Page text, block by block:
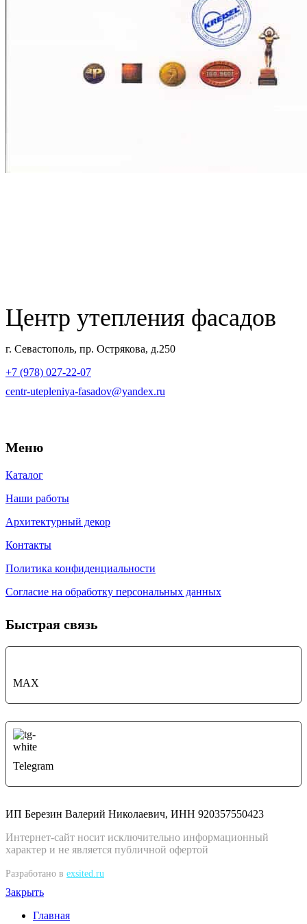
Центр утепления фасадов
г. Севастополь, пр. Острякова, д.250
+7 (978) 027-22-07
centr-utepleniya-fasadov@yandex.ru
Меню
Каталог
Наши работы
Архитектурный декор
Контакты
Политика конфиденциальности
Согласие на обработку персональных данных
Быстрая связь
MAX
Telegram
ИП Березин Валерий Николаевич, ИНН 920357550423
Интернет-сайт носит исключительно информационный
характер и не является публичной офертой
Разработано в exsited.ru
Закрыть
Главная